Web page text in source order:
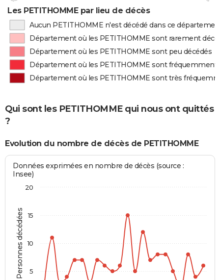
Les PETITHOMME par lieu de décès
Aucun PETITHOMME n'est décédé dans ce
Département où les PETITHOMME sont rarement
Département où les PETITHOMME sont peu décédés
Département où les PETITHOMME sont fréquemment
Département où les PETITHOMME sont très
Qui sont les PETITHOMME qui nous ont quittés
?
Evolution du nombre de décès de PETITHOMME
Personnes décédées
Données exprimées en nombre de décès (source :
Insee)
5
10
15
20